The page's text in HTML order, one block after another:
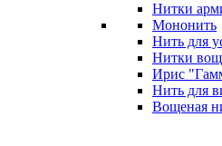
Нитки
Мононить
Нить для
Нитки
Ирис
Нить для
Вощеная